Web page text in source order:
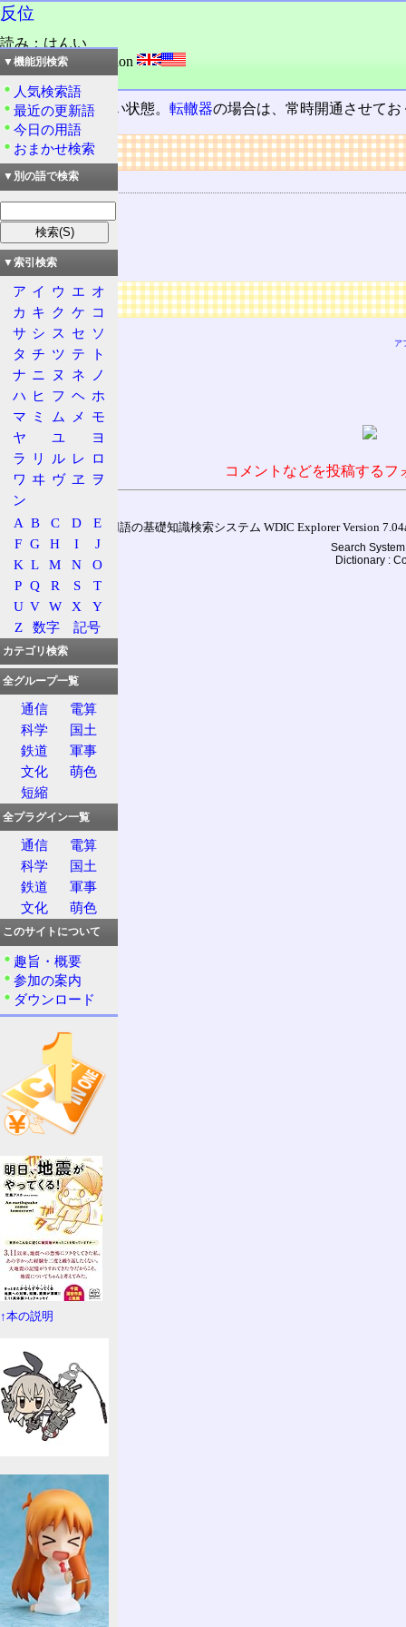
反位
読み：はんい
外語：reverse position
品詞：名詞
装置の常時でない状態。転轍器の場合は、常時開通させて
リンク
関連する用語
反位鎖錠
転轍器
定位
広告
ア
コメントなどを投稿する
通信用語の基礎知識検索システム WDIC Explorer Version
Search
Dictionary :
▼機能別検索
人気検索語
最近の更新語
今日の用語
おまかせ検索
▼別の語で検索
▼索引検索
ア イ ウ エ オ
カ キ ク ケ コ
サ シ ス セ ソ
タ チ ツ テ
ト
ナ ニ ヌ ネ
ノ
ハ ヒ フ ヘ ホ
マ ミ ム メ
モ
ヤ
ユ
ヨ
ラ
リ ル レ ロ
ワ ヰ ヴ ヱ
ヲ
ン
A B C D
E
F G H I
J
K L M N
O
P Q R S
T
U V W X
Y
Z
数字 記号
カテゴリ検索
全グループ一覧
通信
電算
科学
国土
鉄道
軍事
文化
萌色
短縮
全プラグイン一覧
通信
電算
科学
国土
鉄道
軍事
文化
萌色
このサイトについて
趣旨・概要
参加の案内
ダウンロード
↑本の説明